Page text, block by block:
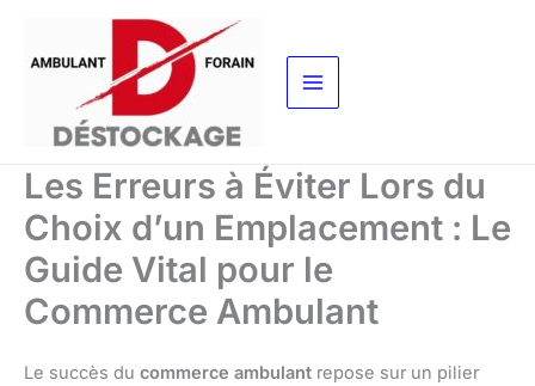
contenu
Les Erreurs à Éviter Lors du
Choix d’un Emplacement : Le
Guide Vital pour le
Commerce Ambulant
Le succès du commerce ambulant repose sur un pilier